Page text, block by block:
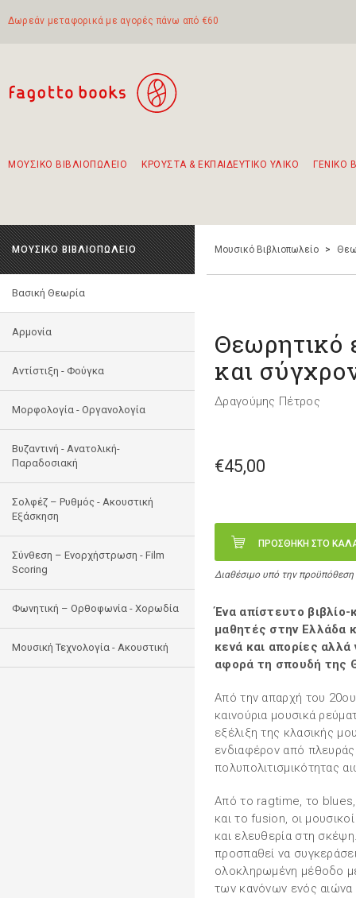
Δωρεάν μεταφορικά με αγορές πάνω από €60
ΜΟΥΣΙΚΟ ΒΙΒΛΙΟΠΩΛΕΙΟ ΚΡΟΥΣΤΑ & ΕΚΠΑΙΔΕΥΤΙΚΟ ΥΛΙΚΟ ΓΕΝΙΚΟ
ΜΟΥΣΙΚΟ ΒΙΒΛΙΟΠΩΛΕΙΟ
Βασική Θεωρία
Αρμονία
Αντίστιξη - Φούγκα
Μορφολογία - Οργανολογία
Bυζαντινή - Ανατολική-
Παραδοσιακή
Σολφέζ – Ρυθμός - Ακουστική
Εξάσκηση
Σύνθεση – Ενορχήστρωση - Film
Scoring
Φωνητική – Ορθοφωνία - Χορωδία
Μουσική Τεχνολογία - Ακουστική
Μουσικό Βιβλιοπωλείο >
Θεωρητικό
και
Δραγούμης Πέτρος
€45,00
ΠΡΟΣΘΗΚΗ ΣΤΟ
Διαθέσιμο υπό την
Ένα απίστευτο βιβλίο-
μαθητές στην Ελλάδα
κενά και απορίες
αφορά τη σπουδή της
Από την απαρχή του
καινούρια μουσικά
εξέλιξη της κλασικής
ενδιαφέρον από πλευράς
πολυπολιτισμικότητας
Από το ragtime, το
και το fusion, οι
και ελευθερία στη
προσπαθεί να
ολοκληρωμένη μέθοδο
των κανόνων ενός αιώνα